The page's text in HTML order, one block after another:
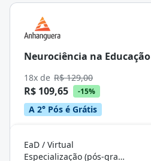
Neurociência na Educação
18x de R$ 129,00
R$ 109,65 -15%
A 2° Pós é Grátis
EaD / Virtual
Especialização (pós-graduação)